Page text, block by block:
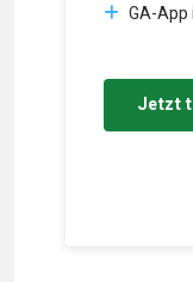
GA-App
Jetzt